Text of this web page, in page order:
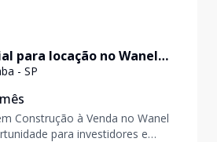
para locação no Wanel
- SP
Construção à Venda no Wanel